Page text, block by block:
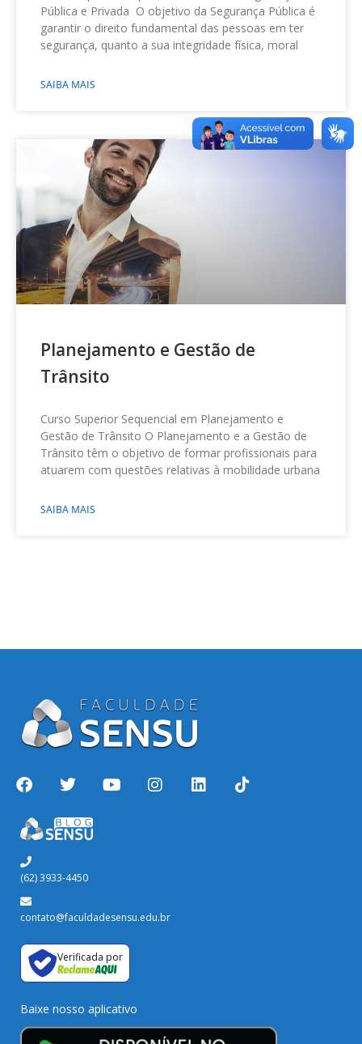
Pública e Privada O objetivo da Segurança Pública é
garantir o direito fundamental das pessoas em ter
segurança, quanto a sua integridade física, moral
SAIBA MAIS
Planejamento e Gestão de
Trânsito
Curso Superior Sequencial em Planejamento e
Gestão de Trânsito O Planejamento e a Gestão de
Trânsito têm o objetivo de formar profissionais para
atuarem com questões relativas à mobilidade urbana
SAIBA MAIS
(62) 3933-4450
contato@faculdadesensu.edu.br
Verificada por
Baixe nosso aplicativo